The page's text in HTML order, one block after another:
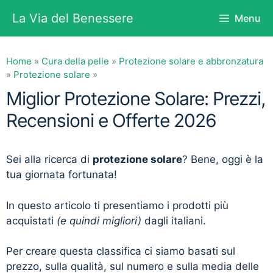
contenuto
La Via del Benessere Menu
Home » Cura della pelle » Protezione solare e abbronzatura
» Protezione solare »
Miglior Protezione Solare: Prezzi,
Recensioni e Offerte 2026
Sei alla ricerca di protezione solare? Bene, oggi è la
tua giornata fortunata!
In questo articolo ti presentiamo i prodotti più
acquistati (e quindi migliori) dagli italiani.
Per creare questa classifica ci siamo basati sul
prezzo, sulla qualità, sul numero e sulla media delle